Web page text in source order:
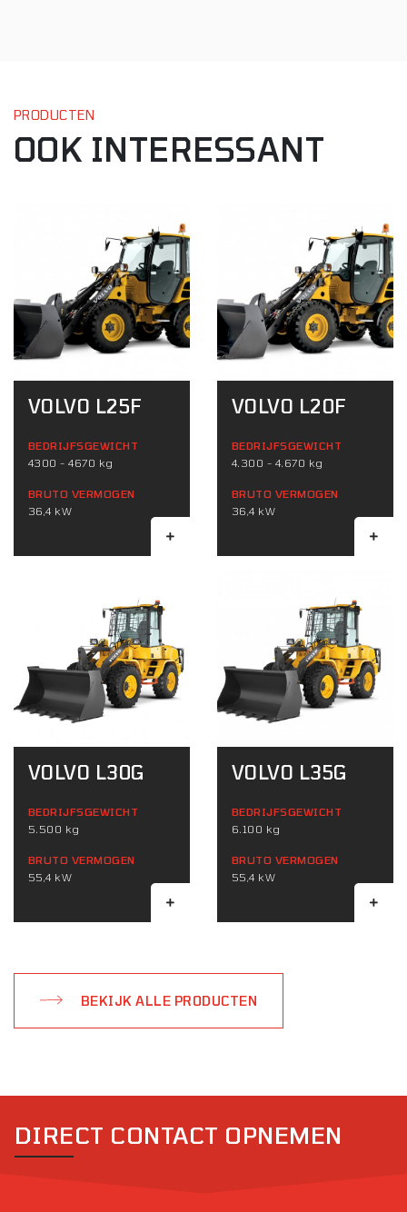
PRODUCTEN
OOK INTERESSANT
VOLVO L25F
BEDRIJFSGEWICHT
4300 - 4670 kg
BRUTO VERMOGEN
36,4 kW
VOLVO L20F
BEDRIJFSGEWICHT
4.300 - 4.670 kg
BRUTO VERMOGEN
36,4 kW
VOLVO L30G
BEDRIJFSGEWICHT
5.500 kg
BRUTO VERMOGEN
55,4 kW
VOLVO L35G
BEDRIJFSGEWICHT
6.100 kg
BRUTO VERMOGEN
55,4 kW
BEKIJK ALLE PRODUCTEN
DIRECT CONTACT OPNEMEN